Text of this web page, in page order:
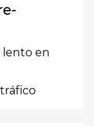
lento en